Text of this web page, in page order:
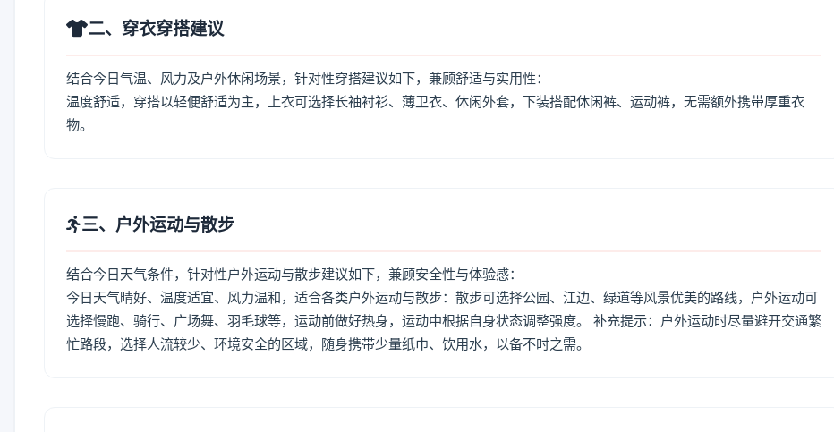
二、穿衣穿搭建议
结合今日气温、风力及户外休闲场景，针对性穿搭建议如下，兼顾舒适与实用性：
温度舒适，穿搭以轻便舒适为主，上衣可选择长袖衬衫、薄卫衣、休闲外套，下装搭配休闲裤、运动裤，无需额外携带厚重衣
物。
三、户外运动与散步
结合今日天气条件，针对性户外运动与散步建议如下，兼顾安全性与体验感：
今日天气晴好、温度适宜、风力温和，适合各类户外运动与散步：散步可选择公园、江边、绿道等风景优美的路线，户外运动可
选择慢跑、骑行、广场舞、羽毛球等，运动前做好热身，运动中根据自身状态调整强度。 补充提示：户外运动时尽量避开交通繁
忙路段，选择人流较少、环境安全的区域，随身携带少量纸巾、饮用水，以备不时之需。